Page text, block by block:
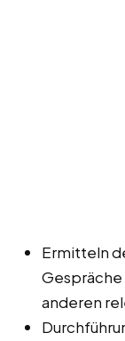
Ermitteln
Gespräche
anderen